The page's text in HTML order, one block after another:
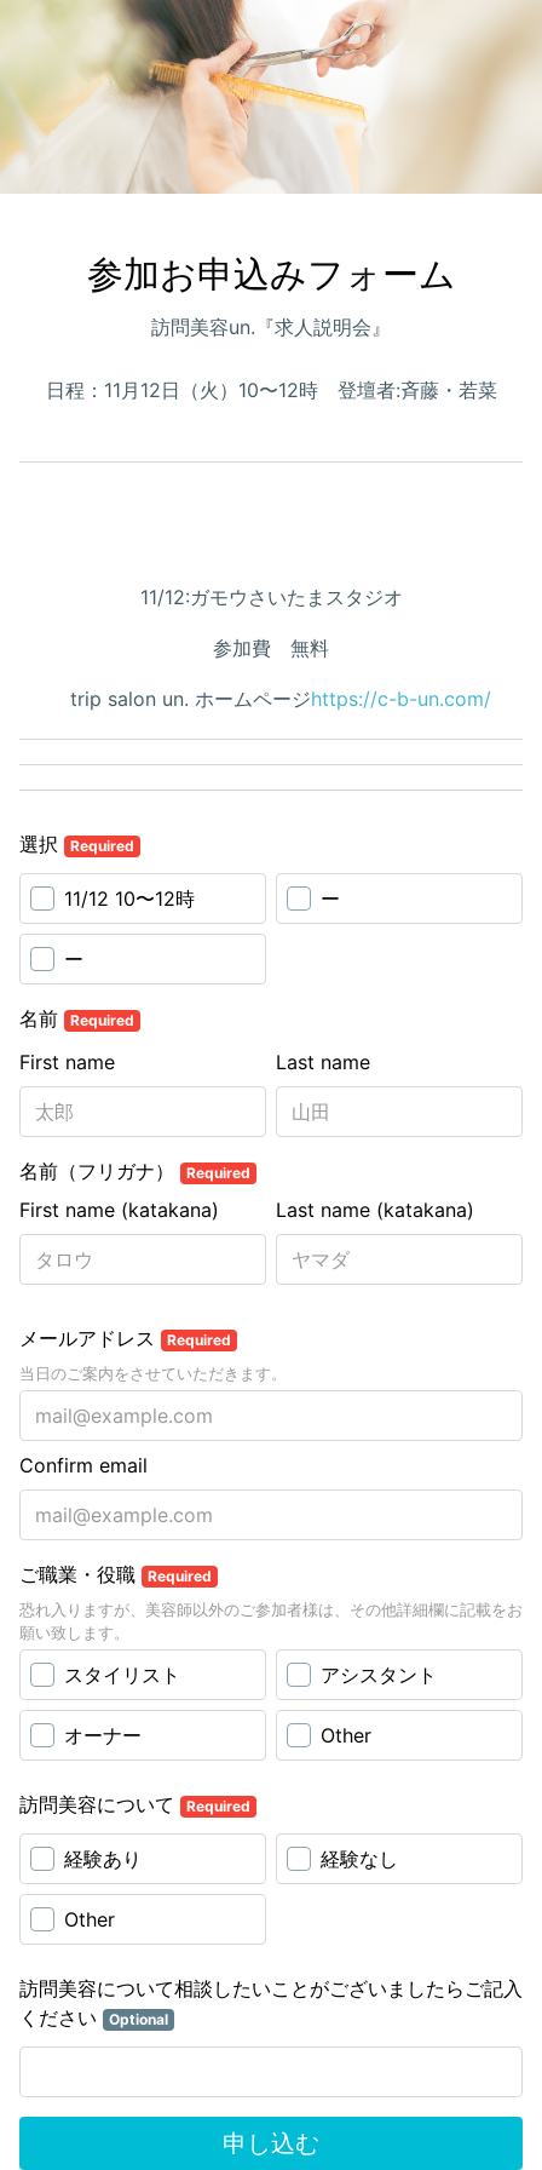
参加お申込みフォーム
訪問美容un.『求人説明会』
日程：11月12日（火）10〜12時 登壇者:斉藤・若菜
11/12:ガモウさいたまスタジオ
参加費 無料
trip salon un. ホームページhttps://c-b-un.com/
選択 Required
11/12 10〜12時 ー
ー
名前 Required
Last name
First name
名前（フリガナ） Required
Last name (katakana)
First name (katakana)
メールアドレス Required
当日のご案内をさせていただきます。
Confirm email
ご職業・役職 Required
恐れ入りますが、美容師以外のご参加者様は、その他詳細欄に記載をお
願い致します。
スタイリスト アシスタント
オーナー Other
訪問美容について Required
経験あり 経験なし
Other
訪問美容について相談したいことがございましたらご記入
ください
Optional
申し込む